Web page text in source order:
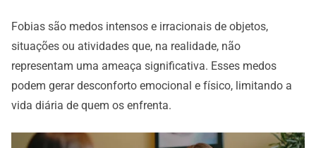
Fobias são medos intensos e irracionais de objetos,
situações ou atividades que, na realidade, não
representam uma ameaça significativa. Esses medos
podem gerar desconforto emocional e físico, limitando a
vida diária de quem os enfrenta.